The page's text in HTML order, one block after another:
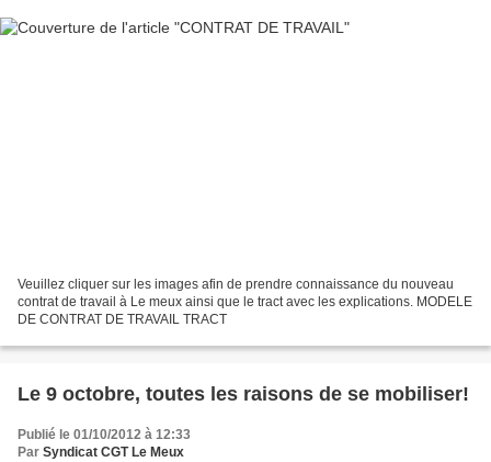
Veuillez cliquer sur les images afin de prendre connaissance du nouveau
contrat de travail à Le meux ainsi que le tract avec les explications. MODELE
DE CONTRAT DE TRAVAIL TRACT
Le 9 octobre, toutes les raisons de se mobiliser!
Publié le 01/10/2012 à 12:33
Par Syndicat CGT Le Meux